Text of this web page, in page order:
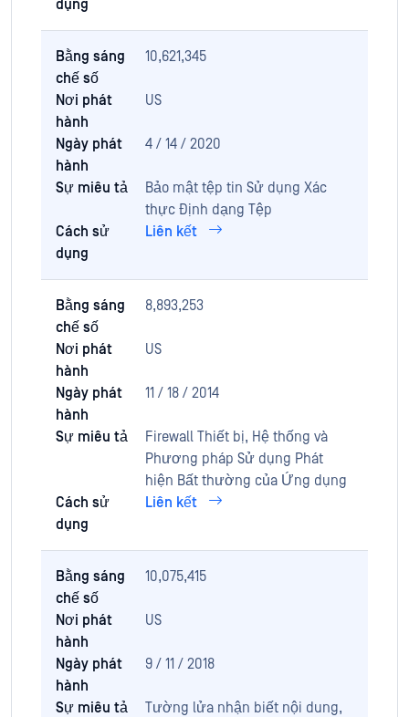
dụng
Bằng sáng
chế số
10,621,345
Nơi phát
hành
US
Ngày phát
hành
4 / 14 / 2020
Sự miêu tả
Bảo mật tệp tin Sử dụng Xác
thực Định dạng Tệp
Cách sử
dụng
Liên kết
Bằng sáng
chế số
8,893,253
Nơi phát
hành
US
Ngày phát
hành
11 / 18 / 2014
Sự miêu tả
Firewall Thiết bị, Hệ thống và
Phương pháp Sử dụng Phát
hiện Bất thường của Ứng dụng
Cách sử
dụng
Liên kết
Bằng sáng
chế số
10,075,415
Nơi phát
hành
US
Ngày phát
hành
9 / 11 / 2018
Sự miêu tả
Tường lửa nhận biết nội dung,